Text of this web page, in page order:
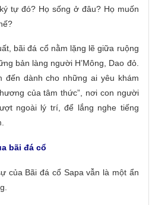
tự đó? Họ sống ở đâu? Họ muốn
bãi đá cổ nằm lặng lẽ giữa ruộng
bản làng người H’Mông, Dao đỏ.
đến dành cho những ai yêu khám
của tâm thức”, nơi con người
ngoài lý trí, để lắng nghe tiếng
bãi đá cổ
của Bãi đá cổ Sapa vẫn là một ẩn